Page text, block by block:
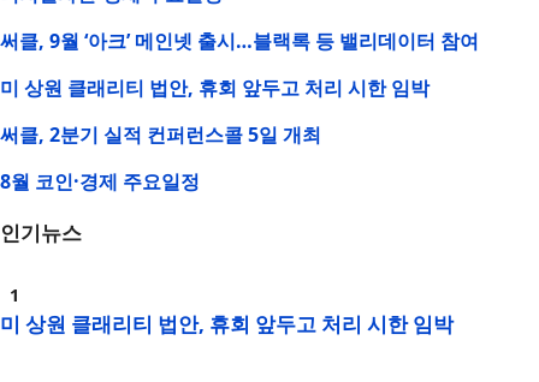
써클, 9월 ‘아크’ 메인넷 출시…블랙록 등 밸리데이터 참여
미 상원 클래리티 법안, 휴회 앞두고 처리 시한 임박
써클, 2분기 실적 컨퍼런스콜 5일 개최
8월 코인·경제 주요일정
인기뉴스
미 상원 클래리티 법안, 휴회 앞두고 처리 시한 임박